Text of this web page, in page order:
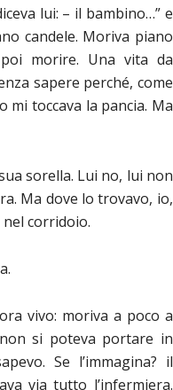
lui: – il bambino…” e
candele. Moriva piano
morire. Una vita da
sapere perché, come
mi toccava la pancia. Ma
sorella. Lui no, lui non
Ma dove lo trovavo, io,
corridoio.
vivo: moriva a poco a
si poteva portare in
Se l’immagina? il
via tutto l’infermiera.